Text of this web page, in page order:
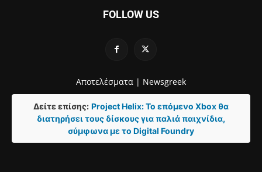
FOLLOW US
Αποτελέσματα | Newsgreek
Δείτε επίσης: Project Helix: Το επόμενο Xbox θα
διατηρήσει τους δίσκους για παλιά παιχνίδια,
σύμφωνα με το Digital Foundry